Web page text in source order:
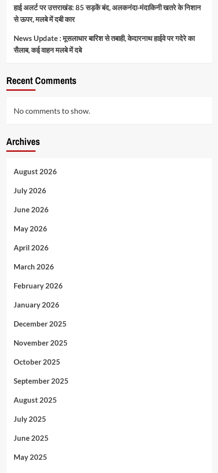
हाई अलर्ट पर उत्तराखंड: 85 सड़कें बंद, अलकनंदा-मंदाकिनी खतरे के निशान
से ऊपर, मलबे में दबी कार
News Update : मूसलाधार बारिश से तबाही, केदारनाथ हाईवे पर गदेरे का
सैलाब, कई वाहन मलबे में दबे
Recent Comments
No comments to show.
Archives
August 2026
July 2026
June 2026
May 2026
April 2026
March 2026
February 2026
January 2026
December 2025
November 2025
October 2025
September 2025
August 2025
July 2025
June 2025
May 2025